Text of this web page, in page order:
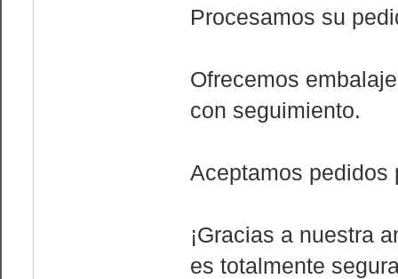
Procesamos su
Ofrecemos
con seguimiento.
Aceptamos pedidos
¡Gracias a nuestra
es totalmente